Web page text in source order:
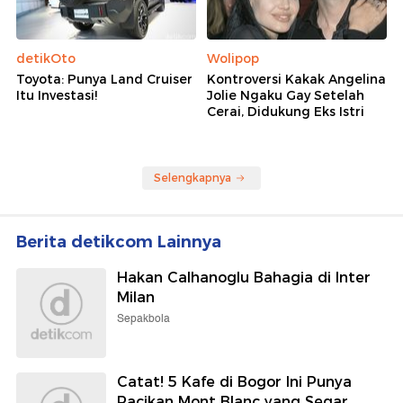
detikOto
Toyota: Punya Land Cruiser
Itu Investasi!
Wolipop
Kontroversi Kakak Angelina
Jolie Ngaku Gay Setelah
Cerai, Didukung Eks Istri
Selengkapnya
Berita detikcom Lainnya
Hakan Calhanoglu Bahagia di Inter
Milan
Sepakbola
Catat! 5 Kafe di Bogor Ini Punya